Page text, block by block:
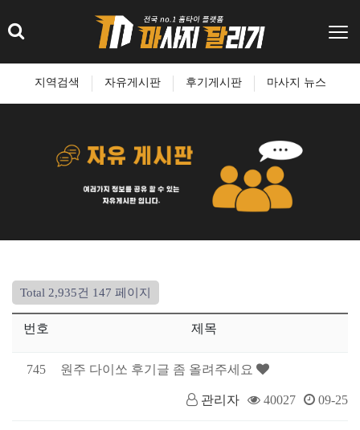
지역검색 자유게시판 후기게시판 마사지 뉴스
Total 2,935건 147 페이지
번호 제목
745 원주 다이쏘 후기글 좀 올려주세요
관리자 40027 09-25